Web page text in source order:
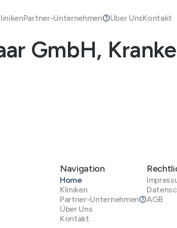
Partner-Unternehmen Über UnsKontakt
GmbH,
Navigation
Home
Kliniken
Partner-Unternehmen
Über Uns
Kontakt
AGB